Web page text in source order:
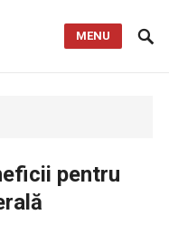
MENU
pentru